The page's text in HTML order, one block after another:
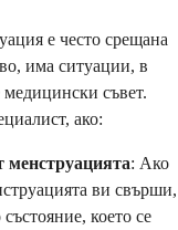
е често срещана
има ситуации, в
съвет.
ако:
менструацията: Ако
ви свърши,
което се